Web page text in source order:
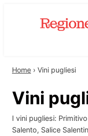
Home › Vini pugliesi
Vini
I vini pugliesi:
Salento, Salice